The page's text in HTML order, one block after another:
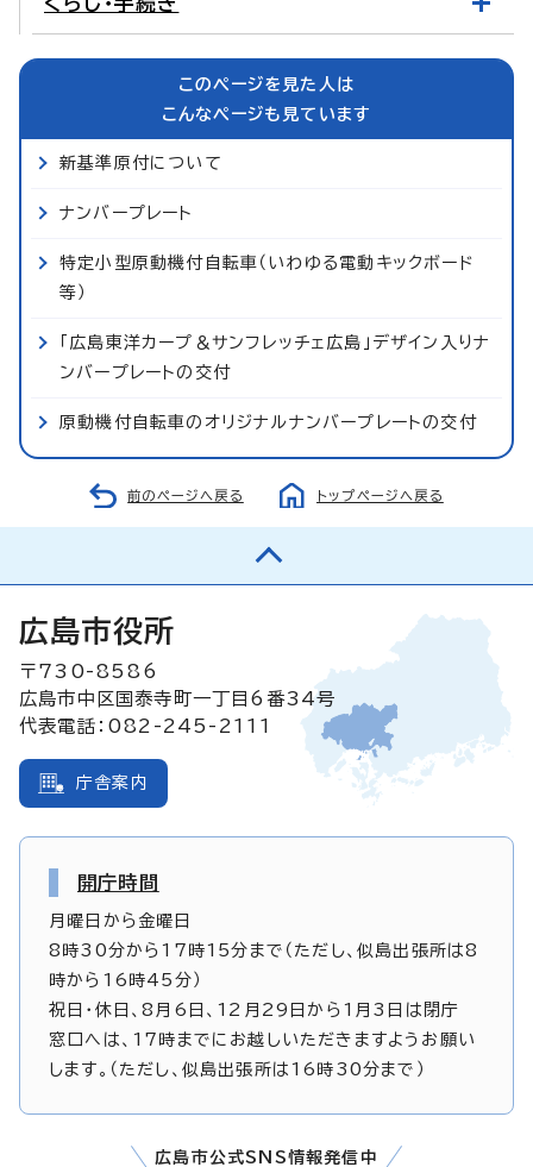
このページを見た人は
こんなページも見ています
新基準原付について
ナンバープレート
特定小型原動機付自転車（いわゆる電動キックボード
等）
「広島東洋カープ＆サンフレッチェ広島」デザイン入りナ
ンバープレートの交付
原動機付自転車のオリジナルナンバープレートの交付
前のページへ戻る トップページへ戻る
広島市役所
〒730-8586
広島市中区国泰寺町一丁目6番34号
代表電話：082-245-2111
庁舎案内
開庁時間
月曜日から金曜日
8時30分から17時15分まで（ただし、似島出張所は8
時から16時45分）
祝日・休日、8月6日、12月29日から1月3日は閉庁
窓口へは、17時までにお越しいただきますようお願い
します。（ただし、似島出張所は16時30分まで）
広島市公式SNS情報発信中